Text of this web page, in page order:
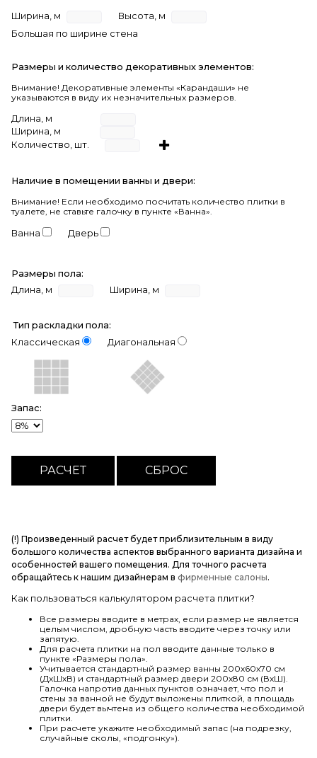
Ширина, м
Высота, м
Большая по ширине стена
Размеры и количество декоративных элементов:
Внимание! Декоративные элементы «Карандаши» не
указываются в виду их незначительных размеров.
Длина, м
Ширина, м
Количество, шт.
Наличие в помещении ванны и двери:
Внимание! Если необходимо посчитать количество плитки в
туалете, не ставьте галочку в пункте «Ванна».
Ванна Дверь
Размеры пола:
Длина, м
Ширина, м
Тип раскладки пола:
Классическая
Диагональная
Запас:
(!) Произведенный расчет будет приблизительным в виду
большого количества аспектов выбранного варианта дизайна и
особенностей вашего помещения. Для точного расчета
обращайтесь к нашим дизайнерам в фирменные салоны.
Как пользоваться калькулятором расчета плитки?
Все размеры вводите в метрах, если размер не является
целым числом, дробную часть вводите через точку или
запятую.
Для расчета плитки на пол вводите данные только в
пункте «Размеры пола».
Учитывается стандартный размер ванны 200х60х70 см
(ДхШхВ) и стандартный размер двери 200х80 см (ВхШ).
Галочка напротив данных пунктов означает, что пол и
стены за ванной не будут выложены плиткой, а площадь
двери будет вычтена из общего количества необходимой
плитки.
При расчете укажите необходимый запас (на подрезку,
случайные сколы, «подгонку»).